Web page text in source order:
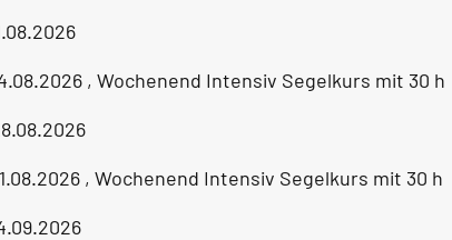
, Wochenend Intensiv Segelkurs mit 30 h
, Wochenend Intensiv Segelkurs mit 30 h